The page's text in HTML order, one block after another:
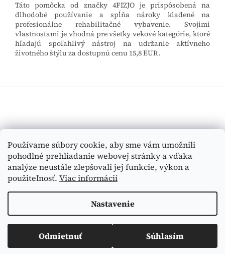
Používame súbory cookie, aby sme vám umožnili
pohodlné prehliadanie webovej stránky a vďaka
analýze neustále zlepšovali jej funkcie, výkon a
použiteľnosť. Viac informácií
Nastavenie
Odmietnuť Súhlasím
Táto pomôcka od značky 4FIZJO je prispôsobená na
dlhodobé používanie a spĺňa nároky kladené na
profesionálne rehabilitačné vybavenie. Svojimi
vlastnosťami je vhodná pre všetky vekové kategórie, ktoré
hľadajú spoľahlivý nástroj na udržanie aktívneho
životného štýlu za dostupnú cenu 15,8 EUR.
ä
HĽADAŤ
Vytvoril Shoptet
Copyright 2026Medi-Tex . Všetky práva vyhradené.